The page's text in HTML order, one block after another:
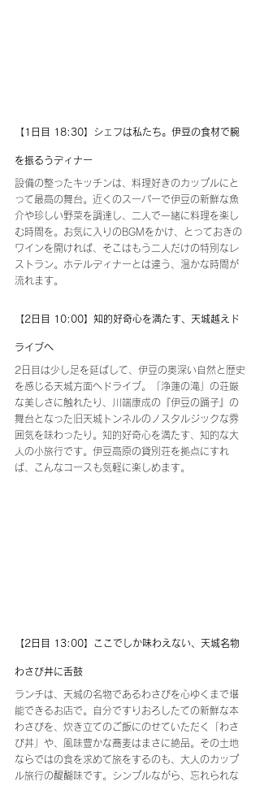
【1日目 18:30】シェフは私たち。伊豆の食材で腕
を振るうディナー
設備の整ったキッチンは、料理好きのカップルにと
って最高の舞台。近くのスーパーで伊豆の新鮮な魚
介や珍しい野菜を調達し、二人で一緒に料理を楽し
む時間を。お気に入りのBGMをかけ、とっておきの
ワインを開ければ、そこはもう二人だけの特別なレ
ストラン。ホテルディナーとは違う、温かな時間が
流れます。
【2日目 10:00】知的好奇心を満たす、天城越えド
ライブへ
2日目は少し足を延ばして、伊豆の奥深い自然と歴史
を感じる天城方面へドライブ。「浄蓮の滝」の荘厳
な美しさに触れたり、川端康成の『伊豆の踊子』の
舞台となった旧天城トンネルのノスタルジックな雰
囲気を味わったり。知的好奇心を満たす、知的な大
人の小旅行です。伊豆高原の貸別荘を拠点にすれ
ば、こんなコースも気軽に楽しめます。
【2日目 13:00】ここでしか味わえない、天城名物
わさび丼に舌鼓
ランチは、天城の名物であるわさびを心ゆくまで堪
能できるお店で。自分ですりおろしたての新鮮な本
わさびを、炊き立てのご飯にのせていただく「わさ
び丼」や、風味豊かな蕎麦はまさに絶品。その土地
ならではの食を求めて旅をするのも、大人のカップ
ル旅行の醍醐味です。シンプルながら、忘れられな